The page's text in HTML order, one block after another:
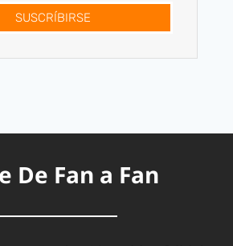
SUSCRÍBIRSE
De Fan a Fan